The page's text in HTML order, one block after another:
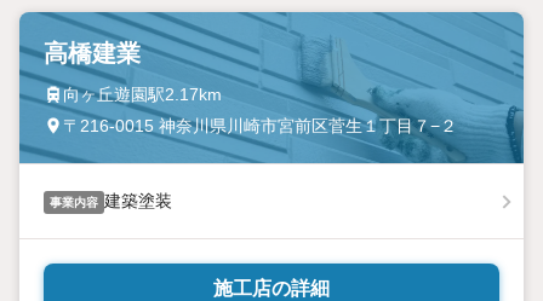
高橋建業
向ヶ丘遊園駅2.17km
〒216-0015 神奈川県川崎市宮前区菅生１丁目７−２
事業内容 建築塗装
施工店の詳細